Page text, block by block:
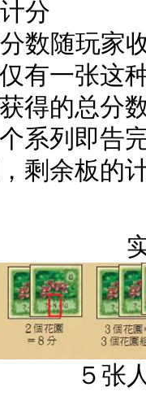
分
数随玩家
有一张这
得的总分
系列即告
剩余板的
５张